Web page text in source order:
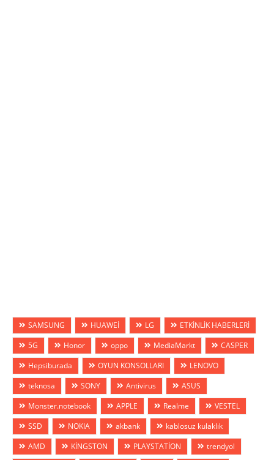
SAMSUNG HUAWEİ LG
ETKİNLİK HABERLERİ
5G
Honor oppo MediaMarkt
CASPER
Hepsiburada
OYUN KONSOLLARI
LENOVO
teknosa
SONY Antivirus
ASUS
Monster.notebook
APPLE Realme
VESTEL
SSD
NOKIA akbank
kablosuz kulaklık
AMD
KİNGSTON PLAYSTATİON
trendyol